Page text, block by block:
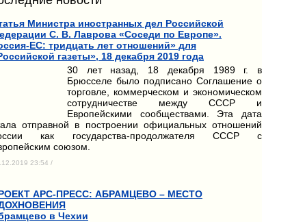
Министра иностранных дел Российской
С. В. Лаврова «Соседи по Европе».
ЕС: тридцать лет отношений» для
газеты», 18 декабря 2019 года
30 лет назад, 18 декабря 1989 г. в
Брюсселе было подписано Соглашение о
торговле, коммерческом и экономическом
сотрудничестве между СССР и
Европейскими сообществами. Эта дата
отправной в построении официальных отношений
как государства-продолжателя СССР с
союзом.
23:54 /
АРС-ПРЕСС: АБРАМЦЕВО – МЕСТО
в Чехии